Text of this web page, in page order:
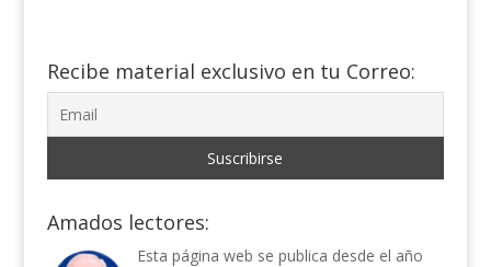
Recibe material exclusivo en tu Correo:
Amados lectores:
Esta página web se publica desde el año